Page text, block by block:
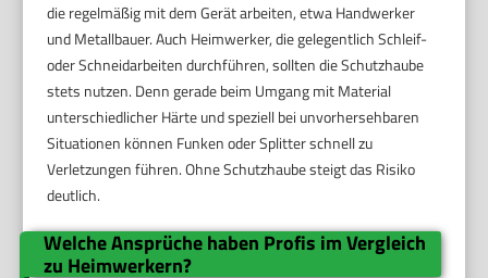
die regelmäßig mit dem Gerät arbeiten, etwa Handwerker
und Metallbauer. Auch Heimwerker, die gelegentlich Schleif-
oder Schneidarbeiten durchführen, sollten die Schutzhaube
stets nutzen. Denn gerade beim Umgang mit Material
unterschiedlicher Härte und speziell bei unvorhersehbaren
Situationen können Funken oder Splitter schnell zu
Verletzungen führen. Ohne Schutzhaube steigt das Risiko
deutlich.
Welche Ansprüche haben Profis im Vergleich
zu Heimwerkern?